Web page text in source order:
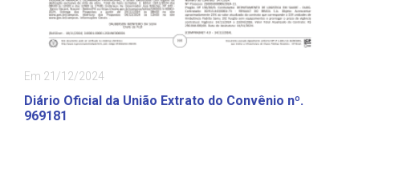
Em 21/12/2024
Diário Oficial da União Extrato do Convênio nº.
969181